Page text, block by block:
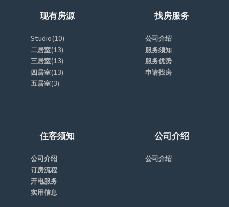
现有房源
Studio(10)
二居室(13)
三居室(13)
四居室(13)
五居室(3)
找房服务
公司介绍
服务须知
服务优势
申请找房
住客须知
公司介绍
订房流程
开电服务
实用信息
公司介绍
公司介绍